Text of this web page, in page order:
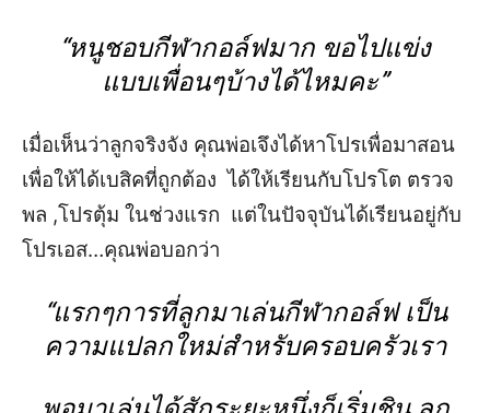
“หนูชอบกีฬากอล์ฟมาก ขอไปแข่ง
แบบเพื่อนๆบ้างได้ไหมคะ”
เมื่อเห็นว่าลูกจริงจัง คุณพ่อเจึงได้หาโปรเพื่อมาสอน
เพื่อให้ได้เบสิคที่ถูกต้อง ได้ให้เรียนกับโปรโต ตรวจ
พล ,โปรตุ้ม ในช่วงแรก แต่ในปัจจุบันได้เรียนอยู่กับ
โปรเอส…คุณพ่อบอกว่า
“แรกๆการที่ลูกมาเล่นกีฬากอล์ฟ เป็น
ความแปลกใหม่สำหรับครอบครัวเรา